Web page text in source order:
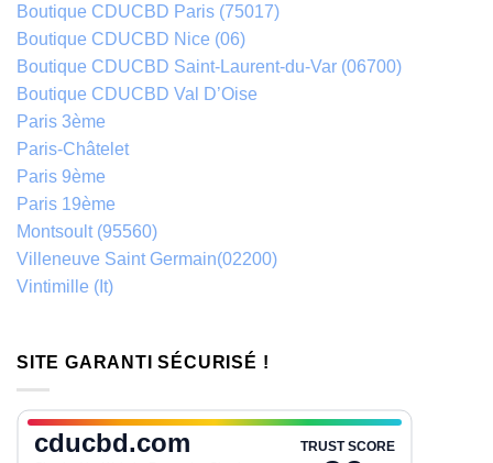
Boutique CDUCBD Paris (75017)
Boutique CDUCBD Nice (06)
Boutique CDUCBD Saint-Laurent-du-Var (06700)
Boutique CDUCBD Val D’Oise
Paris 3ème
Paris-Châtelet
Paris 9ème
Paris 19ème
Montsoult (95560)
Villeneuve Saint Germain(02200)
Vintimille (It)
SITE GARANTI SÉCURISÉ !